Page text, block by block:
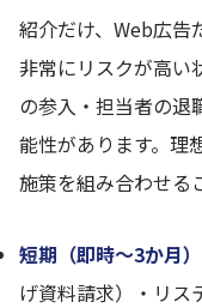
紹介だけ、Web広告
非常にリスクが高い
の参入・担当者の退
能性があります。理
施策を組み合わせる
短期（即時〜3か月）
げ資料請求）・リス